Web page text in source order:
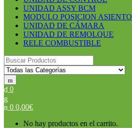
UNIDAD ASSY BCM
MODULO POSICION ASIENTO
UNIDAD DE CÁMARA
UNIDAD DE REMOLQUE
RELE COMBUSTIBLE
Search for:
0
0 0,00€
No hay productos en el carrito.